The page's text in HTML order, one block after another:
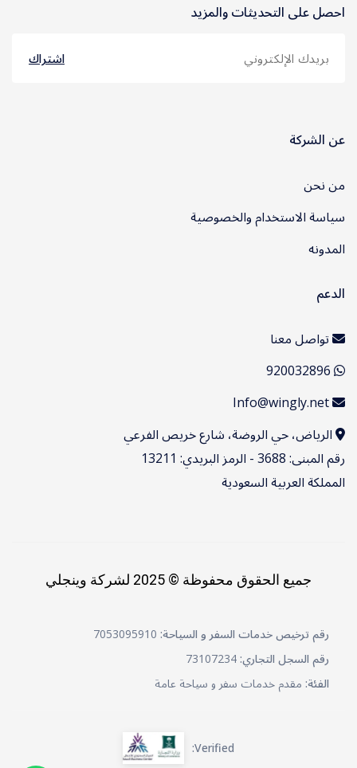
احصل على التحديثات والمزيد
اشتراك
عن الشركة
من نحن
سياسة الاستخدام والخصوصية
المدونه
الدعم
تواصل معنا
الرياض، حي الروضة، شارع خريص الفرعي
رقم المبنى: 3688 - الرمز البريدي: 13211
المملكة العربية السعودية
جميع الحقوق محفوظة © 2025 لشركة وينجلي
رقم ترخيص خدمات السفر و السياحة:
رقم السجل التجاري:
الفئة: مقدم خدمات سفر و سياحة عامة
Verified: